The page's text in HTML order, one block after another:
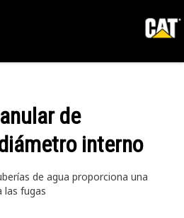
de
interno
de agua proporciona una
las fugas